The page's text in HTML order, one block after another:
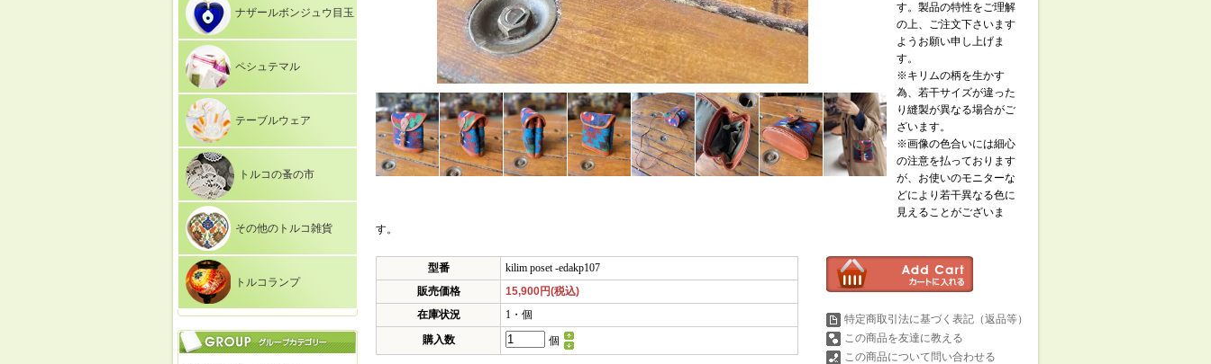
ナザールボンジュウ目玉
ペシュテマル
テーブルウェア
トルコの蚤の市
その他のトルコ雑貨
トルコランプ
す。製品の特性をご理解
の上、ご注文下さいます
ようお願い申し上げま
す。
※キリムの柄を生かす
為、若干サイズが違った
り縫製が異なる場合がご
ざいます。
※画像の色合いには細心
の注意を払っております
が、お使いのモニターな
どにより若干異なる色に
見えることがございま
す。
型番
kilim poset -edakp107
販売価格
15,900円(税込)
在庫状況
1・個
購入数
個
特定商取引法に基づく表記（返品等）
この商品を友達に教える
この商品について問い合わせる